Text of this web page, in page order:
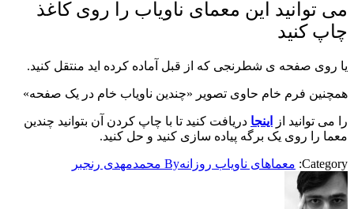
می توانید این معمای ناویاب را روی کاغذ
چاپ کنید
یا روی صفحه ی شطرنجی که از قبل آماده کرده اید منتقل کنید.
همچنین فرم خام حاوی تصویر «چندین ناویاب خام در یک صفحه»
را می توانید از اینجا دریافت کنید تا با چاپ کردن آن بتوانید چندین
معما را روی یک برگه پیاده سازی کنید و حل کنید.
Category: معماهای ناویاب روزانهBy محمدمهدی رنجبر